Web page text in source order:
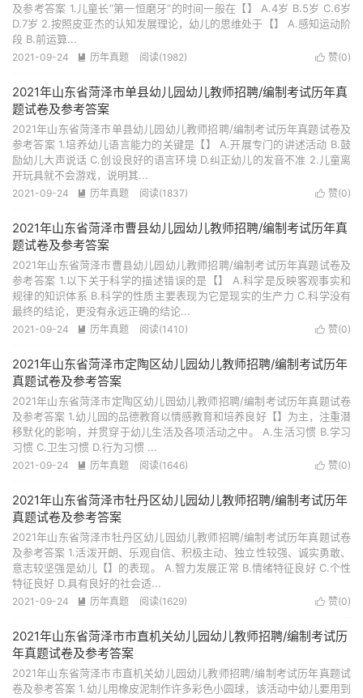
及参考答案 1.儿童长“第一恒磨牙”的时间一般在【】 A.4岁 B.5岁 C.6岁
D.7岁 2.按照皮亚杰的认知发展理论，幼儿的思维处于【】 A.感知运动阶
段 B.前运算...
2021-09-24  历年真题 阅读(1982)  赞(0)
2021年山东省菏泽市单县幼儿园幼儿教师招聘/编制考试历年真
题试卷及参考答案
2021年山东省菏泽市单县幼儿园幼儿教师招聘/编制考试历年真题试卷及
参考答案 1.培养幼儿语言能力的关键是【】 A.开展专门的讲述活动 B.鼓
励幼儿大声说话 C.创设良好的语言环境 D.纠正幼儿的发音不准 2.儿童离
开玩具就不会游戏，说明其...
2021-09-24  历年真题 阅读(1837)  赞(0)
2021年山东省菏泽市曹县幼儿园幼儿教师招聘/编制考试历年真
题试卷及参考答案
2021年山东省菏泽市曹县幼儿园幼儿教师招聘/编制考试历年真题试卷及
参考答案 1.以下关于科学的描述错误的是【】 A.科学是反映客观事实和
规律的知识体系 B.科学的性质主要表现为它是现实的生产力 C.科学没有
最终的结论，更没有永远正确的结论...
2021-09-24  历年真题 阅读(1410)  赞(0)
2021年山东省菏泽市定陶区幼儿园幼儿教师招聘/编制考试历年
真题试卷及参考答案
2021年山东省菏泽市定陶区幼儿园幼儿教师招聘/编制考试历年真题试卷
及参考答案 1.幼儿园的品德教育以情感教育和培养良好【】为主，注重潜
移默化的影响，并贯穿于幼儿生活及各项活动之中。 A.生活习惯 B.学习
习惯 C.卫生习惯 D.行为习惯 ...
2021-09-24  历年真题 阅读(1646)  赞(0)
2021年山东省菏泽市牡丹区幼儿园幼儿教师招聘/编制考试历年
真题试卷及参考答案
2021年山东省菏泽市牡丹区幼儿园幼儿教师招聘/编制考试历年真题试卷
及参考答案 1.活泼开朗、乐观自信、积极主动、独立性较强、诚实勇敢、
意志较坚强是幼儿【】的表现。 A.智力发展正常 B.情绪特征良好 C.个性
特征良好 D.具有良好的社会适...
2021-09-24  历年真题 阅读(1629)  赞(0)
2021年山东省菏泽市市直机关幼儿园幼儿教师招聘/编制考试历
年真题试卷及参考答案
2021年山东省菏泽市市直机关幼儿园幼儿教师招聘/编制考试历年真题试
卷及参考答案 1.幼儿用橡皮泥制作许多彩色小圆球，该活动中幼儿要用到